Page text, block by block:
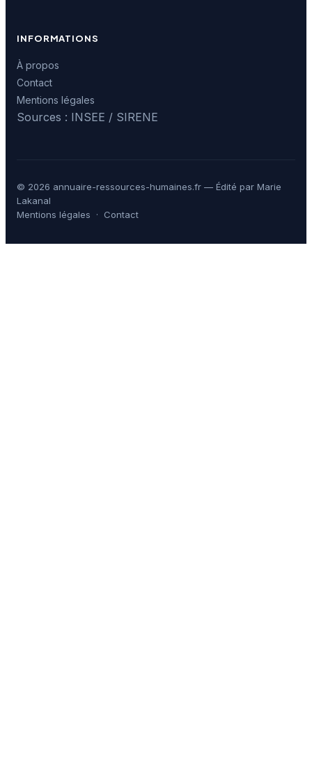
INFORMATIONS
À propos
Contact
Mentions légales
Sources : INSEE / SIRENE
© 2026 annuaire-ressources-humaines.fr — Édité par Marie
Lakanal
Mentions légales · Contact